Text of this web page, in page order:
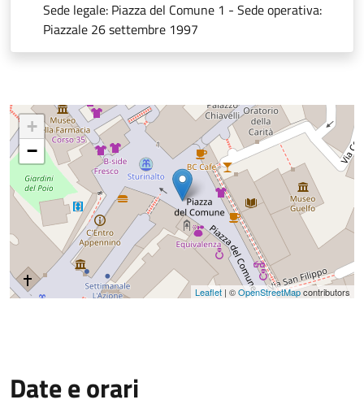
Sede legale: Piazza del Comune 1 - Sede operativa:
Piazzale 26 settembre 1997
+
−
Leaflet | ©OpenStreetMapcontributors
Date e orari